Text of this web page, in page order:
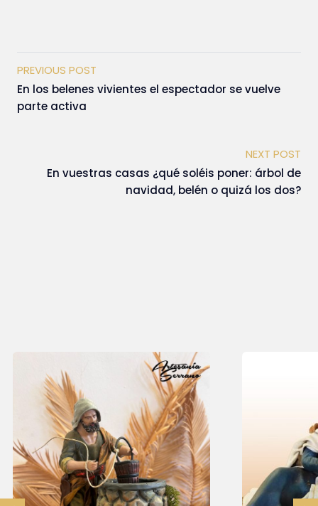
PREVIOUS POST
En los belenes vivientes el espectador se vuelve
parte activa
NEXT POST
En vuestras casas ¿qué soléis poner: árbol de
navidad, belén o quizá los dos?